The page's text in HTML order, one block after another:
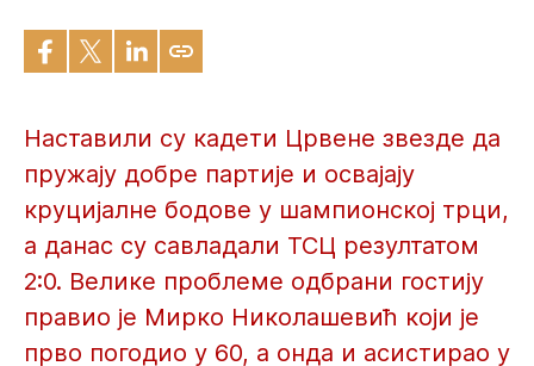
Наставили су кадети Црвене звезде да
пружају добре партије и освајају
круцијалне бодове у шампионској трци,
а данас су савладали ТСЦ резултатом
2:0. Велике проблеме одбрани гостију
правио је Мирко Николашевић који је
прво погодио у 60, а онда и асистирао у